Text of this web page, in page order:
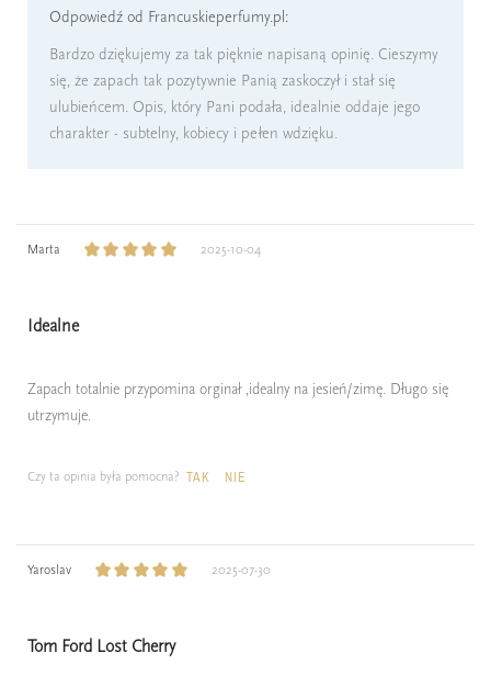
Odpowiedź od Francuskieperfumy.pl:
Bardzo dziękujemy za tak pięknie napisaną opinię. Cieszymy
się, że zapach tak pozytywnie Panią zaskoczył i stał się
ulubieńcem. Opis, który Pani podała, idealnie oddaje jego
charakter - subtelny, kobiecy i pełen wdzięku.
Marta 2025-10-04
Idealne
Zapach totalnie przypomina orginał ,idealny na jesień/zimę. Długo się
utrzymuje.
Czy ta opinia była pomocna? TAK NIE
Yaroslav 2025-07-30
Tom Ford Lost Cherry